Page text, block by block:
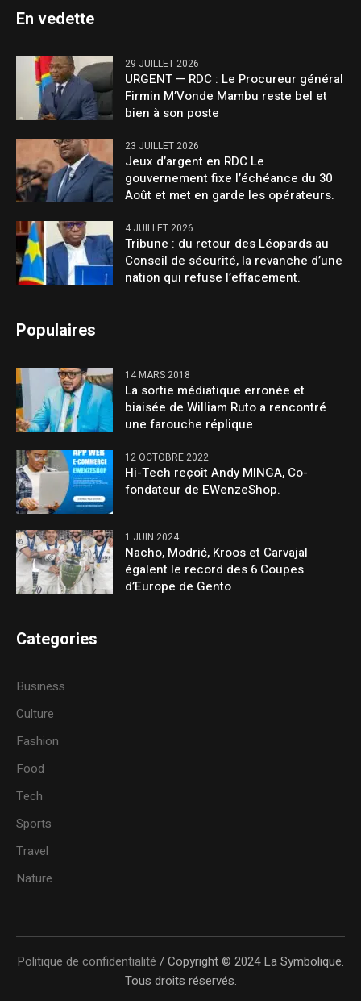
En vedette
29 JUILLET 2026
URGENT — RDC : Le Procureur général
Firmin M’Vonde Mambu reste bel et
bien à son poste
23 JUILLET 2026
Jeux d’argent en RDC Le
gouvernement fixe l’échéance du 30
Août et met en garde les opérateurs.
4 JUILLET 2026
Tribune : du retour des Léopards au
Conseil de sécurité, la revanche d’une
nation qui refuse l’effacement.
Populaires
14 MARS 2018
La sortie médiatique erronée et
biaisée de William Ruto a rencontré
une farouche réplique
12 OCTOBRE 2022
Hi-Tech reçoit Andy MINGA, Co-
fondateur de EWenzeShop.
1 JUIN 2024
Nacho, Modrić, Kroos et Carvajal
égalent le record des 6 Coupes
d’Europe de Gento
Categories
Business
Culture
Fashion
Food
Tech
Sports
Travel
Nature
Politique de confidentialité / Copyright © 2024 La Symbolique.
Tous droits réservés.